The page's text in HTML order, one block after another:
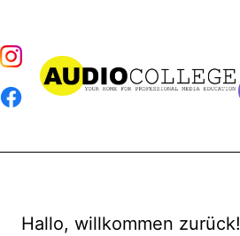
Hallo, willkommen zurück!